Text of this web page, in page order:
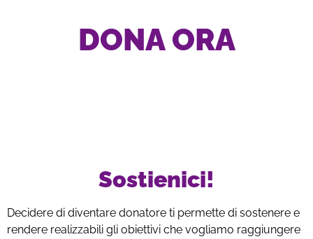
DONA ORA
Sostienici!
Decidere di diventare donatore ti permette di sostenere e
rendere realizzabili gli obiettivi che vogliamo raggiungere